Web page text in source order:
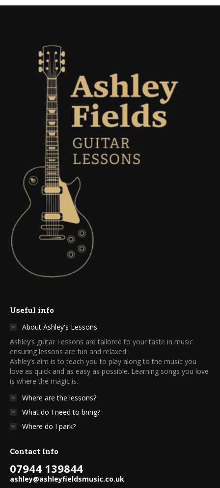
Useful info
About Ashley's Lessons
Ashley’s guitar Lessons are tailored to your taste in music
ensuring lessons are fun and relaxed.
Ashley’s aim is to teach you to play along to the music you
love as quick and as easy as possible. Learning songs you love
is where the magic is.
Where are the lessons?
What do I need to bring?
Where do I park?
Contact Info
07944 139844
ashley@ashleyfieldsmusic.co.uk